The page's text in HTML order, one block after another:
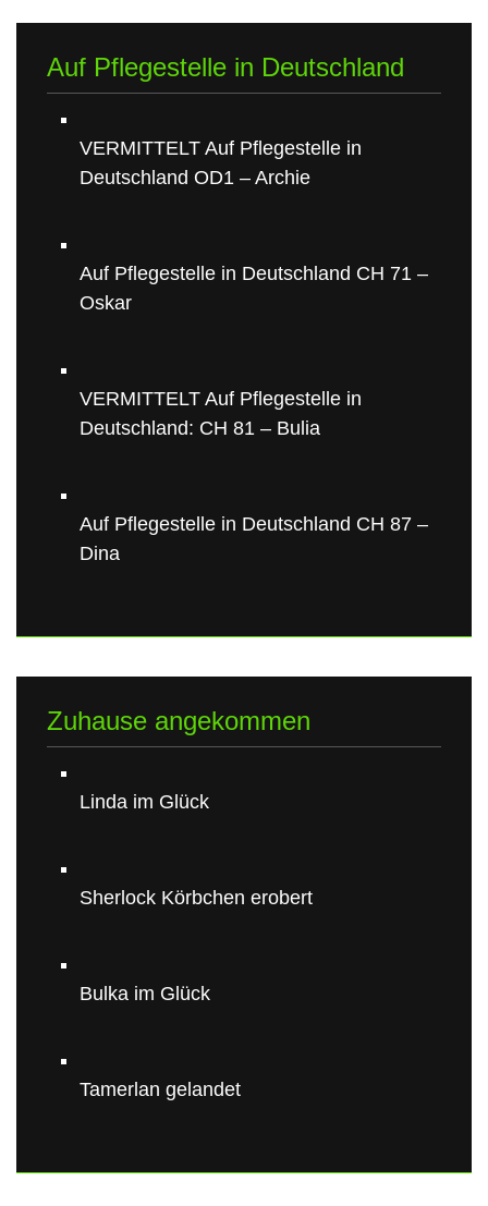
Auf Pflegestelle in Deutschland
VERMITTELT Auf Pflegestelle in
Deutschland OD1 – Archie
Auf Pflegestelle in Deutschland CH 71 –
Oskar
VERMITTELT Auf Pflegestelle in
Deutschland: CH 81 – Bulia
Auf Pflegestelle in Deutschland CH 87 –
Dina
Zuhause angekommen
Linda im Glück
Sherlock Körbchen erobert
Bulka im Glück
Tamerlan gelandet